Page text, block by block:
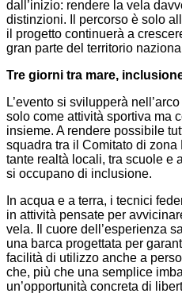
dall’inizio: rendere la vela
distinzioni. Il percorso è solo
il progetto continuerà a
gran parte del territorio
Tre giorni tra mare,
L’evento si svilupperà
solo come attività sportiva ma
insieme. A rendere possibile
squadra tra il Comitato di zona
tante realtà locali, tra scuole e
si occupano di inclusione.
In acqua e a terra, i tecnici
in attività pensate per
vela. Il cuore dell’esperienza
una barca progettata per
facilità di utilizzo anche a
che, più che una semplice
un’opportunità concreta di